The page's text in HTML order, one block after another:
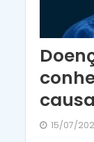
15/07/